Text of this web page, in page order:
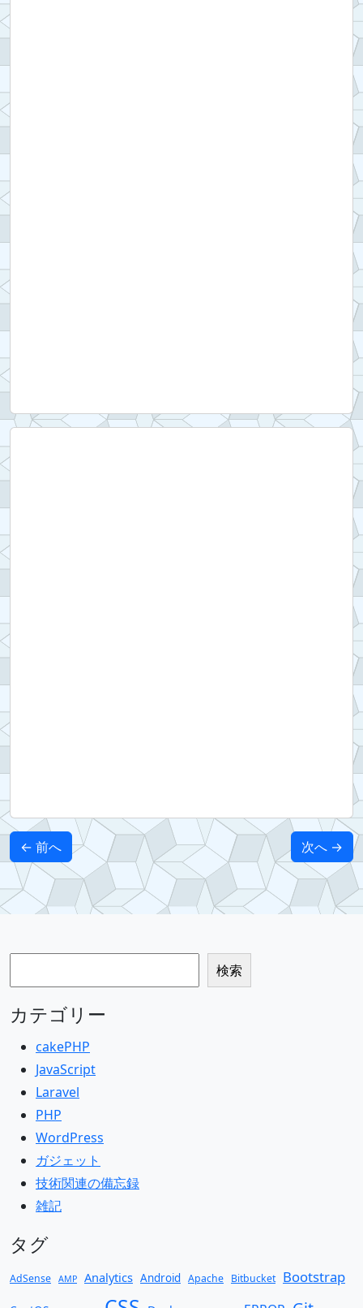
← 前へ 次へ →
検索
カテゴリー
cakePHP
JavaScript
Laravel
PHP
WordPress
ガジェット
技術関連の備忘録
雑記
タグ
AdSense AMP Analytics Android Apache Bitbucket Bootstrap